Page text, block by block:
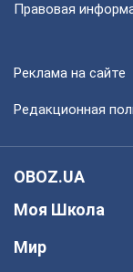
Правовая
Реклама на сайте
Редакционная
OBOZ.UA
Моя Школа
Мир